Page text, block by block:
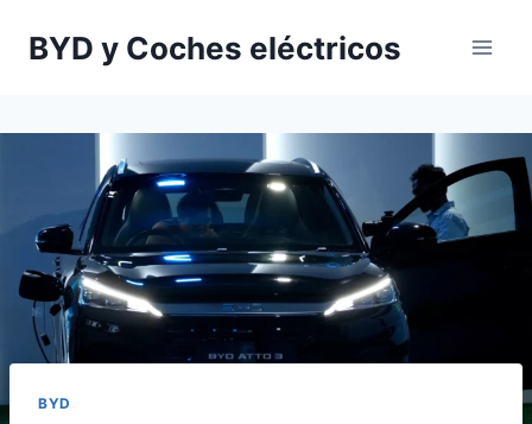
BYD y Coches eléctricos
BYD